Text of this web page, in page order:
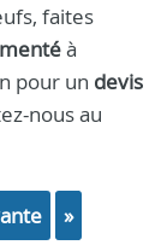
faites
à
pour un devis
nous au
»